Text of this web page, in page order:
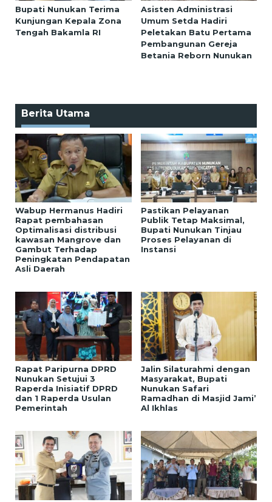
Bupati Nunukan Terima
Kunjungan Kepala Zona
Tengah Bakamla RI
Asisten Administrasi
Umum Setda Hadiri
Peletakan Batu Pertama
Pembangunan Gereja
Betania Reborn Nunukan
Berita Utama
Wabup Hermanus Hadiri
Rapat pembahasan
Optimalisasi distribusi
kawasan Mangrove dan
Gambut Terhadap
Peningkatan Pendapatan
Asli Daerah
Pastikan Pelayanan
Publik Tetap Maksimal,
Bupati Nunukan Tinjau
Proses Pelayanan di
Instansi
Rapat Paripurna DPRD
Nunukan Setujui 3
Raperda Inisiatif DPRD
dan 1 Raperda Usulan
Pemerintah
Jalin Silaturahmi dengan
Masyarakat, Bupati
Nunukan Safari
Ramadhan di Masjid Jami’
Al Ikhlas